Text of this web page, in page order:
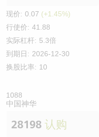
现价: 0.07 (+1.45%)
行使价: 41.88
实际杠杆: 5.3倍
到期日: 2026-12-30
换股比率: 10
1088
中国神华
28198 认购